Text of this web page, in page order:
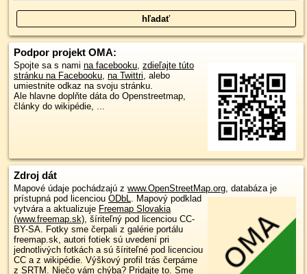
Podpor projekt OMA:
Spojte sa s nami na facebooku, zdieľajte túto
stránku na Facebooku, na Twittri, alebo
umiestnite odkaz na svoju stránku.
Ale hlavne doplňte dáta do Openstreetmap,
články do wikipédie, ...
Zdroj dát
Mapové údaje pochádzajú z www.OpenStreetMap.org, databáza je
prístupná pod licenciou ODbL. Mapový podklad
vytvára a aktualizuje Freemap Slovakia
(www.freemap.sk), šíriteľný pod licenciou CC-
BY-SA. Fotky sme čerpali z galérie portálu
freemap.sk, autori fotiek sú uvedení pri
jednotlivých fotkách a sú šíriteľné pod licenciou
CC a z wikipédie. Výškový profil trás čerpáme
z SRTM . Niečo vám chýba? Pridajte to. Sme